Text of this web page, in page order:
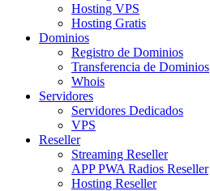
Hosting VPS
Hosting Gratis
Dominios
Registro de Dominios
Transferencia de Dominios
Whois
Servidores
Servidores Dedicados
VPS
Reseller
Streaming Reseller
APP PWA Radios Reseller
Hosting Reseller